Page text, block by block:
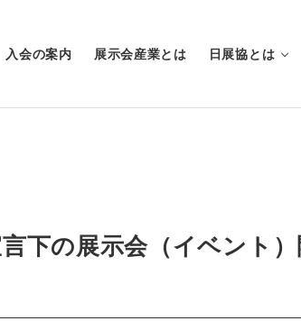
入会の案内 展示会産業とは 日展協とは
下の展示会（イベント